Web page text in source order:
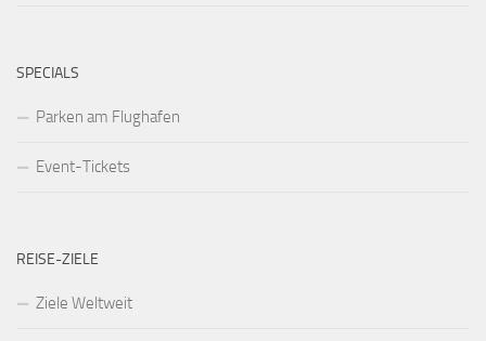
SPECIALS
Parken am Flughafen
Event-Tickets
REISE-ZIELE
Ziele Weltweit